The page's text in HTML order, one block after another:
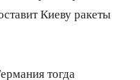
Киеву ракеты
тогда